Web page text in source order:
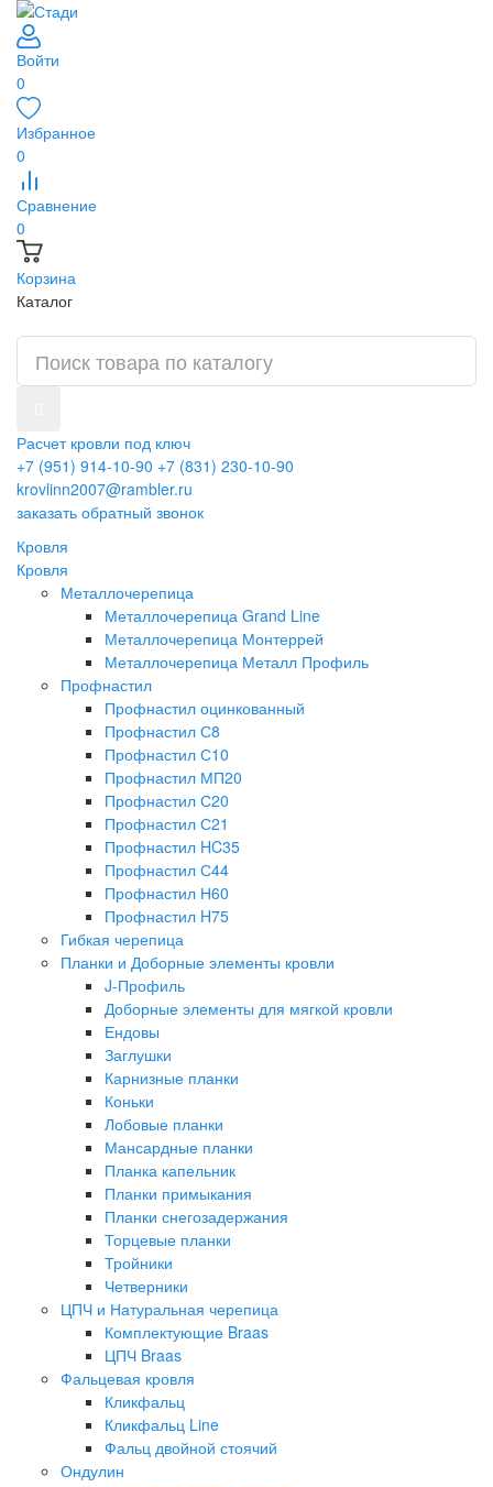
Войти
0
Избранное
0
Сравнение
0
Корзина
Каталог
Расчет кровли под ключ
+7 (951) 914-10-90 +7 (831) 230-10-90
krovlinn2007@rambler.ru
заказать обратный звонок
Кровля
Кровля
Металлочерепица
Металлочерепица Grand Line
Металлочерепица Монтеррей
Металлочерепица Металл Профиль
Профнастил
Профнастил оцинкованный
Профнастил С8
Профнастил С10
Профнастил МП20
Профнастил С20
Профнастил С21
Профнастил HC35
Профнастил С44
Профнастил Н60
Профнастил H75
Гибкая черепица
Планки и Доборные элементы кровли
J-Профиль
Доборные элементы для мягкой кровли
Ендовы
Заглушки
Карнизные планки
Коньки
Лобовые планки
Мансардные планки
Планка капельник
Планки примыкания
Планки снегозадержания
Торцевые планки
Тройники
Четверники
ЦПЧ и Натуральная черепица
Комплектующие Braas
ЦПЧ Braas
Фальцевая кровля
Кликфальц
Кликфальц Line
Фальц двойной стоячий
Ондулин